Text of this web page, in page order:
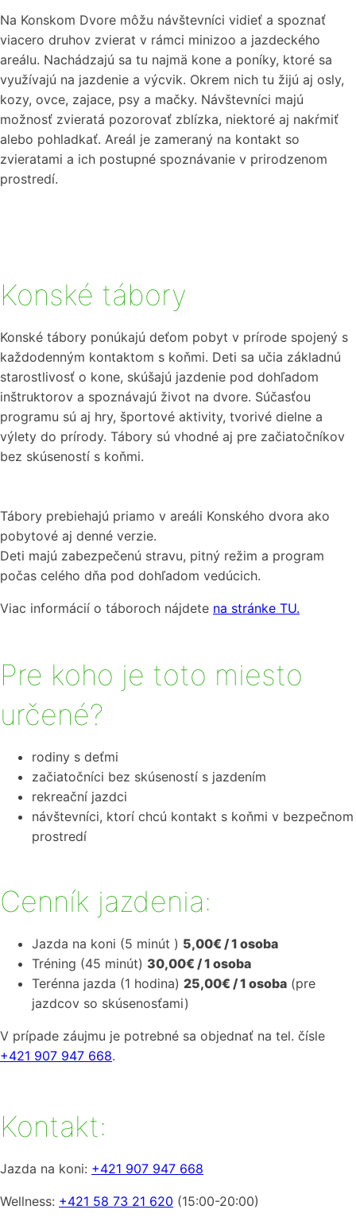
Na Konskom Dvore môžu návštevníci vidieť a spoznať
viacero druhov zvierat v rámci minizoo a jazdeckého
areálu. Nachádzajú sa tu najmä kone a poníky, ktoré sa
využívajú na jazdenie a výcvik. Okrem nich tu žijú aj osly,
kozy, ovce, zajace, psy a mačky. Návštevníci majú
možnosť zvieratá pozorovať zblízka, niektoré aj nakŕmiť
alebo pohladkať. Areál je zameraný na kontakt so
zvieratami a ich postupné spoznávanie v prirodzenom
prostredí.
Konské tábory
Konské tábory ponúkajú deťom pobyt v prírode spojený s
každodenným kontaktom s koňmi. Deti sa učia základnú
starostlivosť o kone, skúšajú jazdenie pod dohľadom
inštruktorov a spoznávajú život na dvore. Súčasťou
programu sú aj hry, športové aktivity, tvorivé dielne a
výlety do prírody. Tábory sú vhodné aj pre začiatočníkov
bez skúseností s koňmi.
Tábory prebiehajú priamo v areáli Konského dvora ako
pobytové aj denné verzie.
Deti majú zabezpečenú stravu, pitný režim a program
počas celého dňa pod dohľadom vedúcich.
Viac informácií o táboroch nájdete na stránke TU.
Pre koho je toto miesto
určené?
rodiny s deťmi
začiatočníci bez skúseností s jazdením
rekreační jazdci
návštevníci, ktorí chcú kontakt s koňmi v bezpečnom
prostredí
Cenník jazdenia:
Jazda na koni (5 minút ) 5,00€ / 1 osoba
Tréning (45 minút) 30,00€ / 1 osoba
Terénna jazda (1 hodina) 25,00€ / 1 osoba (pre
jazdcov so skúsenosťami)
V prípade záujmu je potrebné sa objednať na tel. čísle
+421 907 947 668.
Kontakt:
Jazda na koni: +421 907 947 668
Wellness: +421 58 73 21 620 (15:00-20:00)